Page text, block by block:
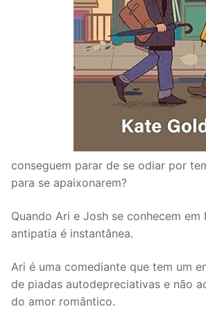
conseguem parar de se odiar por
para se apaixonarem?
Quando Ari e Josh se conhecem em
antipatia é instantânea.
Ari é uma comediante que tem um
de piadas autodepreciativas e não
do amor romântico.